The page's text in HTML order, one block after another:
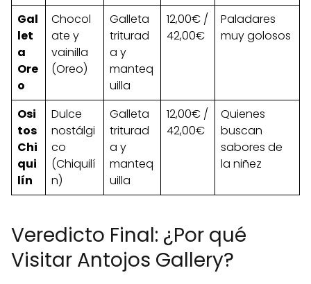
Gal
let
a
Ore
o
Chocol
ate y
vainilla
(Oreo)
Galleta
triturad
a y
manteq
uilla
12,00€ /
42,00€
Paladares
muy golosos
Osi
tos
Chi
qui
lín
Dulce
nostálgi
co
(Chiquilí
n)
Galleta
triturad
a y
manteq
uilla
12,00€ /
42,00€
Quienes
buscan
sabores de
la niñez
Veredicto Final: ¿Por qué
Visitar Antojos Gallery?